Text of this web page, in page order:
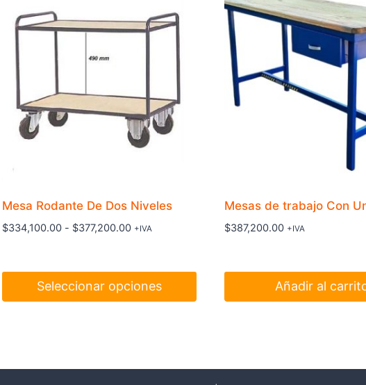
Mesa Rodante De Dos Niveles
$334,100.00 - $377,200.00Rango
desde
$334,100.00
+IVA
Seleccionar opciones
múltiples
Mesas de trabajo Con
$387,200.00 +IVA
Añadir al